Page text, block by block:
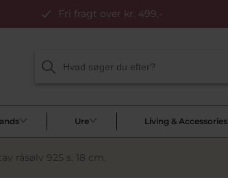
Fri fragt over kr. 499,-
Ure Living & Accessories
råsølv 925 s. 18 cm.